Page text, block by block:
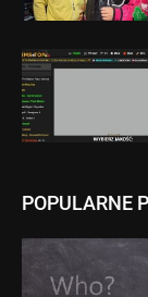
POPULARNE